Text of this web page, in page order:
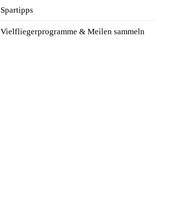
Spartipps
Vielfliegerprogramme & Meilen sammeln